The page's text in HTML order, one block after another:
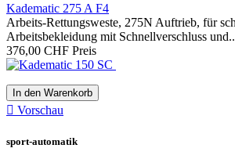
Kadematic 275 A F4
Arbeits-Rettungsweste, 275N Auftrieb, für
Arbeitsbekleidung mit Schnellverschluss
376,00 CHF Preis
In den Warenkorb
 Vorschau
sport-automatik